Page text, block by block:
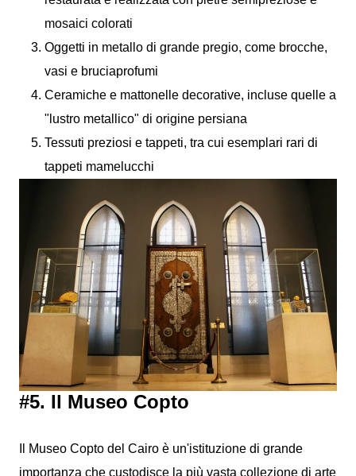
mosaici colorati
Oggetti in metallo di grande pregio, come brocche,
vasi e bruciaprofumi
Ceramiche e mattonelle decorative, incluse quelle a
"lustro metallico" di origine persiana
Tessuti preziosi e tappeti, tra cui esemplari rari di
tappeti mamelucchi
#5. Il Museo Copto
Il Museo Copto del Cairo è un'istituzione di grande
importanza che custodisce la più vasta collezione di arte